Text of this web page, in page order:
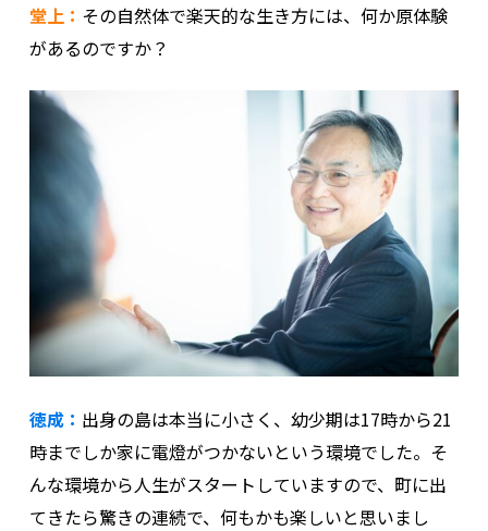
堂上： その自然体で楽天的な生き方には、何か原体験
があるのですか？
徳成： 出身の島は本当に小さく、幼少期は17時から21
時までしか家に電燈がつかないという環境でした。そ
んな環境から人生がスタートしていますので、町に出
てきたら驚きの連続で、何もかも楽しいと思いまし